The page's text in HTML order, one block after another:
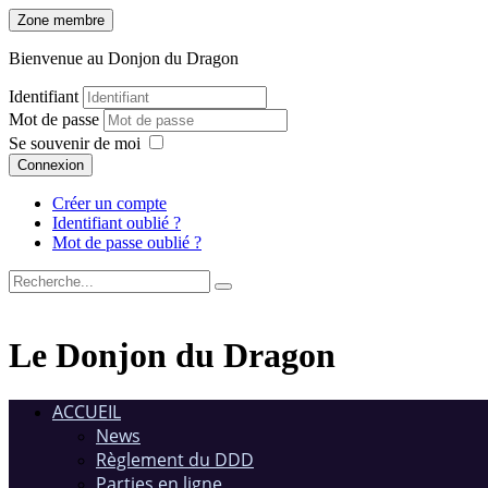
Zone membre
Bienvenue au Donjon du Dragon
Identifiant
Mot de passe
Se souvenir de moi
Connexion
Créer un compte
Identifiant oublié ?
Mot de passe oublié ?
Le Donjon du Dragon
ACCUEIL
News
Règlement du DDD